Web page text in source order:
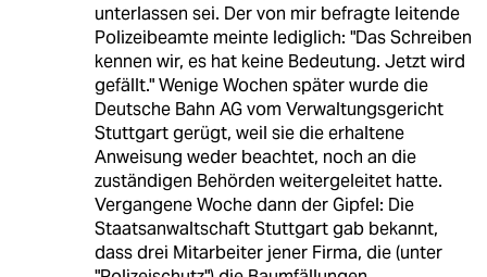
unterlassen sei. Der von mir befragte leitende
Polizeibeamte meinte lediglich: "Das Schreiben
kennen wir, es hat keine Bedeutung. Jetzt wird
gefällt." Wenige Wochen später wurde die
Deutsche Bahn AG vom Verwaltungsgericht
Stuttgart gerügt, weil sie die erhaltene
Anweisung weder beachtet, noch an die
zuständigen Behörden weitergeleitet hatte.
Vergangene Woche dann der Gipfel: Die
Staatsanwaltschaft Stuttgart gab bekannt,
dass drei Mitarbeiter jener Firma, die (unter